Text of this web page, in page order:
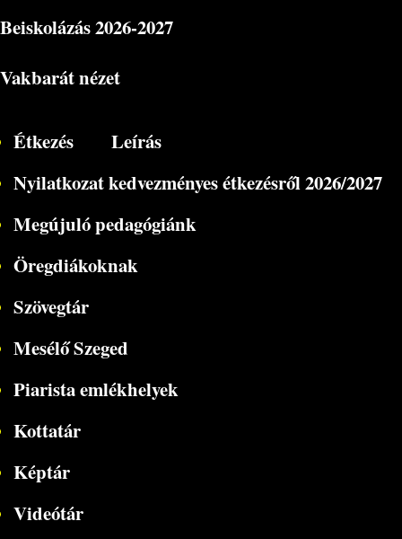
Beiskolázás2026-2027
Vakbarát nézet
Étkezés
Leírás
Nyilatkozat kedvezményes étkezésről 2026/2027
Megújuló pedagógiánk
Öregdiákoknak
Szövegtár
Mesélő Szeged
Piarista emlékhelyek
Kottatár
Képtár
Videótár